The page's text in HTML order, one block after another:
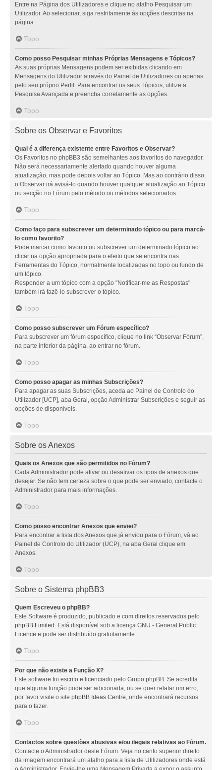
Entre na Página dos Utilizadores e clique no atalho Pesquisar um
Utilizador. Ao selecionar, siga restritamente às opções descritas na
página.
Topo
Como posso Pesquisar minhas Próprias Mensagens e Tópicos?
As suas próprias Mensagens podem ser exibidas clicando em
Mensagens do Utilizador através do Painel de Utilizadores ou apenas
pelo seu próprio Perfil. Para encontrar os seus Tópicos, utilize a
Pesquisa Avançada e preencha corretamente as opções.
Topo
Sobre os Observar e Favoritos
Qual é a diferença existente entre Favoritos e Observar?
Os Favoritos no phpBB3 são semelhantes aos favoritos do navegador.
Não será necessariamente alertado quando houver alguma
atualização, mas pode depois voltar ao Tópico. Mas ao contrário disso,
o Observar irá avisá-lo quando houver qualquer atualização ao Tópico
ou secção no Fórum pelo método ou métodos selecionados.
Topo
Como faço para subscrever um determinado tópico ou para marcá-
lo como favorito?
Pode marcar como favorito ou subscrever um determinado tópico ao
clicar na opção apropriada para o efeito que se encontra nas
Ferramentas do Tópico, normalmente localizadas no topo ou fundo de
um tópico.
Responder a um tópico com a opção "Notificar-me as Respostas"
também irá fazê-lo subscrever o tópico.
Topo
Como posso subscrever um Fórum específico?
Para subscrever um fórum específico, clique no link “Observar Fórum”,
na parte inferior da página, ao entrar no fórum.
Topo
Como posso apagar as minhas Subscrições?
Para apagar as suas Subscrições, aceda ao Painel de Controlo do
Utilizador [UCP], aba Geral, opção Administrar Subscrições e seguir as
opções de disponíveis.
Topo
Sobre os Anexos
Quais os Anexos que são permitidos no Fórum?
Cada Administrador pode ativar ou desativar os tipos de anexos que
desejar. Se não tem certeza sobre o que pode ser enviado, contacte o
Administrador para mais informações.
Topo
Como posso encontrar Anexos que enviei?
Para encontrar a lista dos Anexos que já enviou para o Fórum, vá ao
Painel de Controlo do Utilizador (UCP), na aba Geral clique em
Anexos.
Topo
Sobre o Sistema phpBB3
Quem Escreveu o phpBB?
Este Software é produzido, publicado e com direitos reservados pelo
phpBB Limited. Está disponível sob a licença GNU - General Public
Licence e pode ser distribuído gratuitamente.
Topo
Por que não existe a Função X?
Este software foi escrito e licenciado pelo Grupo phpBB. Se acredita
que alguma função pode ser adicionada, ou se quer relatar um erro,
por favor visite o site phpBB Ideas Centre, onde encontrará recursos
para o fazer.
Topo
Contactos sobre questões abusivas e/ou ilegais relativas ao Fórum.
Contacte o Administrador deste Fórum. Veja no canto superior direito
da imagem encontrará um atalho para a lista de Utilizadores onde está